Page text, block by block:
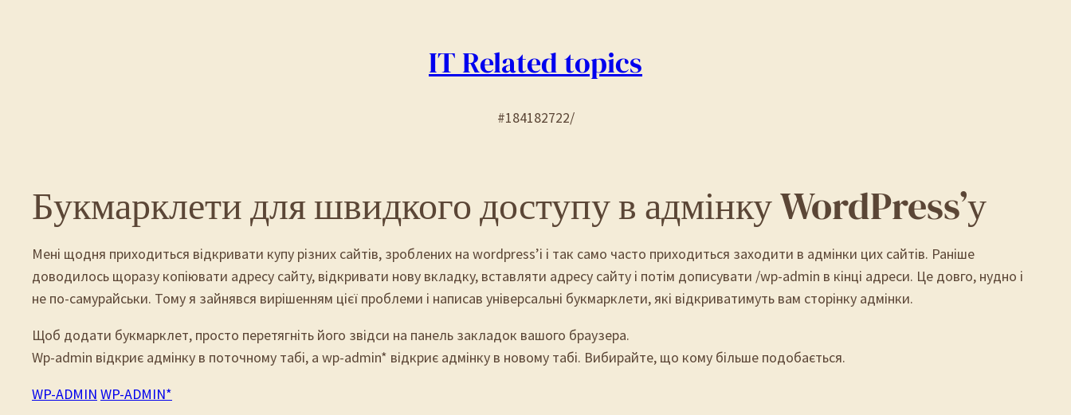
IT Related topics
#184182722/
Букмарклети для швидкого доступу в адмінку WordPress’у
Мені щодня приходиться відкривати купу різних сайтів, зроблених на wordpress’і і так само часто приходиться заходити в адмінки цих сайтів. Раніше
доводилось щоразу копіювати адресу сайту, відкривати нову вкладку, вставляти адресу сайту і потім дописувати /wp-admin в кінці адреси. Це довго, нудно і
не по-самурайськи. Тому я зайнявся вирішенням цієї проблеми і написав універсальні букмарклети, які відкриватимуть вам сторінку адмінки.
Щоб додати букмарклет, просто перетягніть його звідси на панель закладок вашого браузера.
Wp-admin відкриє адмінку в поточному табі, а wp-admin* відкриє адмінку в новому табі. Вибирайте, що кому більше подобається.
WP-ADMIN WP-ADMIN*